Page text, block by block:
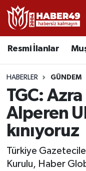
Resmi İlanlar
HABERLER GÜNDEM
TGC:
Alperen
kınıyoruz
Türkiye
Kurulu, Haber
Resmi İlanlar
Asayiş
Bölge
Eğitim
Ekonomi
Sağlık
Uşak Nöbetçi
Uşak Hava
Uşak Namaz
Uşak Trafik
TFF 2.Lig
Tüm